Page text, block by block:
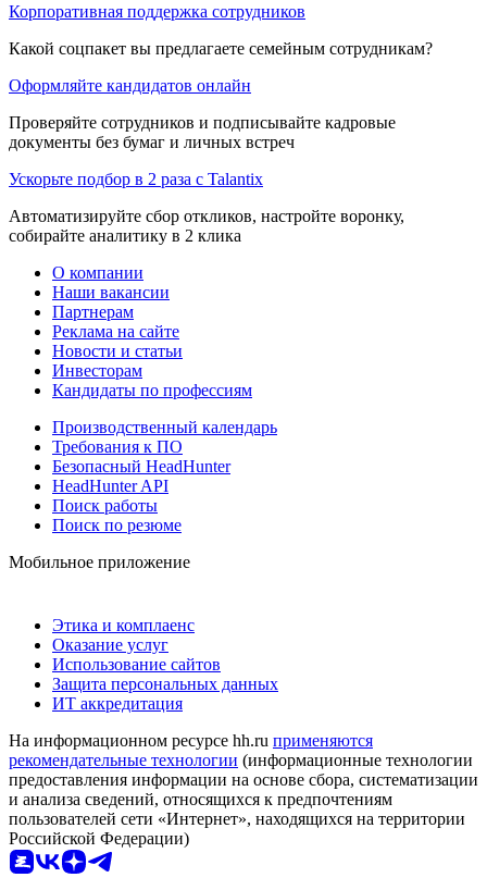
Корпоративная поддержка сотрудников
Какой соцпакет вы предлагаете семейным сотрудникам?
Оформляйте кандидатов онлайн
Проверяйте сотрудников и подписывайте кадровые
документы без бумаг и личных встреч
Ускорьте подбор в 2 раза с Talantix
Автоматизируйте сбор откликов, настройте воронку,
собирайте аналитику в 2 клика
О компании
Наши вакансии
Партнерам
Реклама на сайте
Новости и статьи
Инвесторам
Кандидаты по профессиям
Производственный календарь
Требования к ПО
Безопасный HeadHunter
HeadHunter API
Поиск работы
Поиск по резюме
Мобильное приложение
Этика и комплаенс
Оказание услуг
Использование сайтов
Защита персональных данных
ИТ аккредитация
На информационном ресурсе hh.ru применяются
рекомендательные технологии (информационные технологии
предоставления информации на основе сбора, систематизации
и анализа сведений, относящихся к предпочтениям
пользователей сети «Интернет», находящихся на территории
Российской Федерации)